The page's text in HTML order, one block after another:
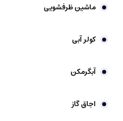
ماشین ظرفشویی
کولر آبی
آبگرمکن
اجاق گاز